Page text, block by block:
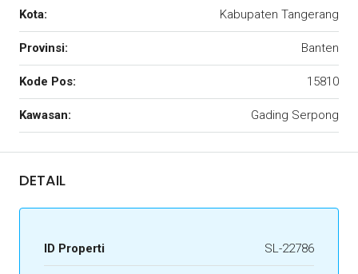
Kota: Kabupaten Tangerang
Provinsi: Banten
Kode Pos: 15810
Kawasan: Gading Serpong
DETAIL
ID Properti SL-22786